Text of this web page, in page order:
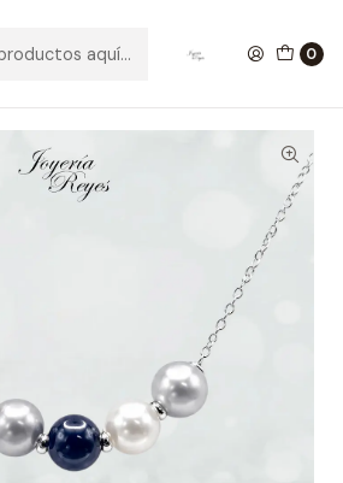
0
Fabricación Italiana 925 modelo